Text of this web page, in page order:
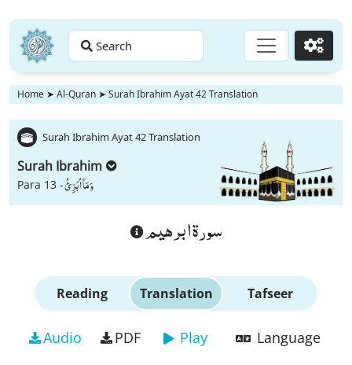
Search Go
Home ➤ Al-Quran ➤ Surah Ibrahim Ayat 42 Translation
Surah Ibrahim Ayat 42 Translation
Surah Ibrahim
Para 13 -وَ مَاۤ اُبَرِّئُ
سورة ابرهيم
Reading Translation Tafseer
Audio PDF Play Language